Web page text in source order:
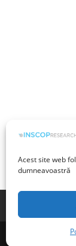
Acest site web
dumneavoastră